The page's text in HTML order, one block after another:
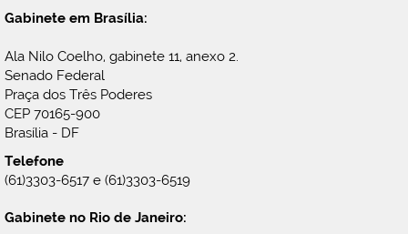
Gabinete em Brasília:
Ala Nilo Coelho, gabinete 11, anexo 2.
Senado Federal
Praça dos Três Poderes
CEP 70165-900
Brasília - DF
Telefone
(61)3303-6517 e (61)3303-6519
Gabinete no Rio de Janeiro: